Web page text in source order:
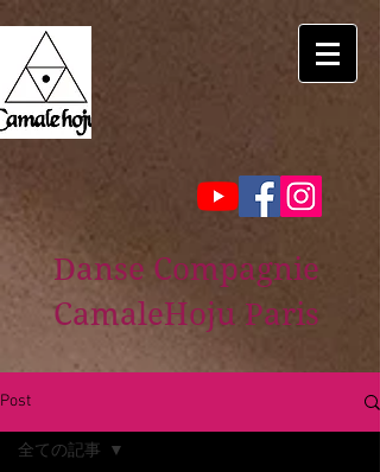
Danse Compagnie
CamaleHoju Paris
Post
全ての記事